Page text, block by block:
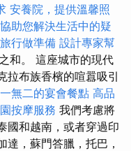
安養院，提供溫馨照
助您解決生活中的疑
行做準備 設計專家幫
和。 這座城市的現代
拉布族香檳的喧囂吸引
無二的宴會餐點 高品
按摩服務 我們考慮將
國和越南，或者穿過印
達，蘇門答臘，托巴，